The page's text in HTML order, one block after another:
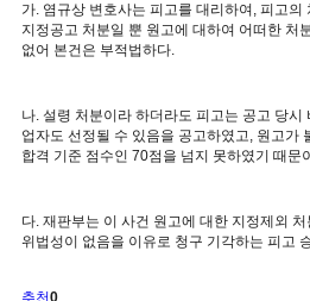
가. 염규상 변호사는 피고를 대리하여, 피고
지정공고 처분일 뿐 원고에 대하여 어떠한 처
없어 본건은 부적법하다.
나. 설령 처분이라 하더라도 피고는 공고 당
업자도 선정될 수 있음을 공고하였고, 원고가
합격 기준 점수인 70점을 넘지 못하였기 때문
다. 재판부는 이 사건 원고에 대한 지정제외
위법성이 없음을 이유로 청구 기각하는 피고
추천0